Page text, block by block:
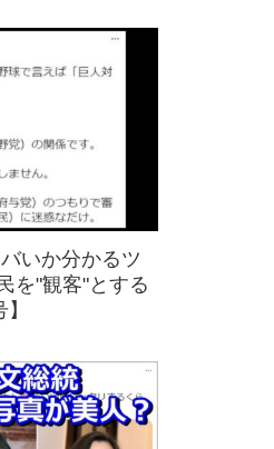
いか分かるツ
を"観客"とする